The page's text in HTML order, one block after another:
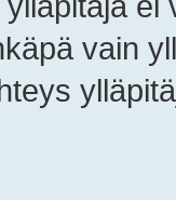
vain